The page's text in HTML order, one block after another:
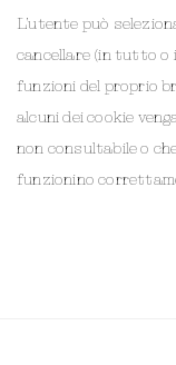
L’utente può
cancellare (in tutto o
funzioni del proprio
alcuni dei cookie
non consultabile o
funzionino